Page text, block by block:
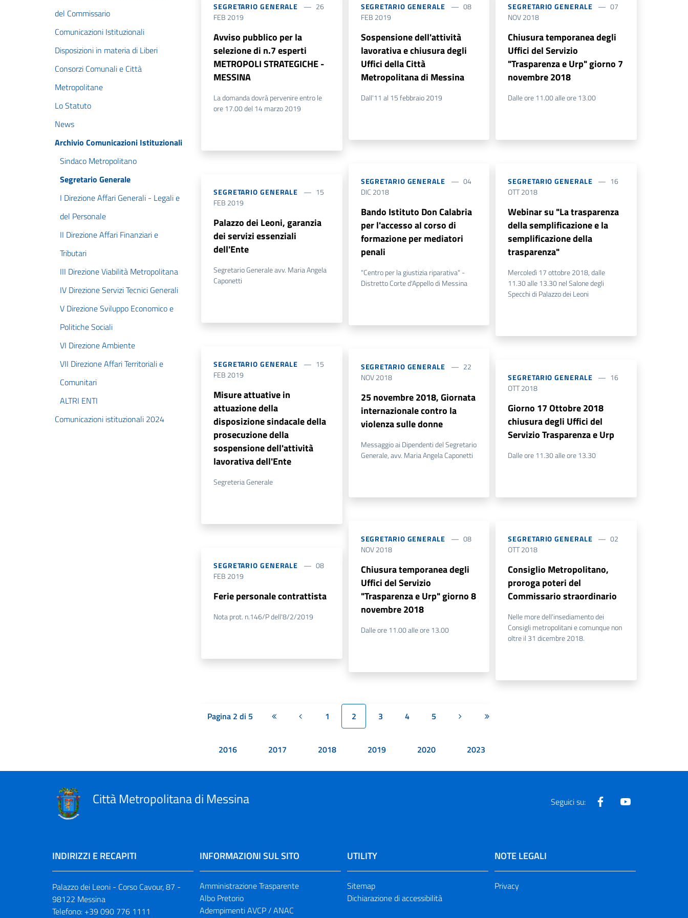
del Commissario
Comunicazioni Istituzionali
Disposizioni in materia di Liberi
Consorzi Comunali e Città
Metropolitane
Lo Statuto
News
Archivio Comunicazioni Istituzionali
Sindaco Metropolitano
Segretario Generale
I Direzione Affari Generali - Legali e
del Personale
II Direzione Affari Finanziari e
Tributari
III Direzione Viabilità Metropolitana
IV Direzione Servizi Tecnici Generali
V Direzione Sviluppo Economico e
Politiche Sociali
VI Direzione Ambiente
VII Direzione Affari Territoriali e
Comunitari
ALTRI ENTI
Comunicazioni istituzionali 2024
SEGRETARIO GENERALE
26
FEB 2019
Avviso pubblico per la
selezione di n.7 esperti
METROPOLI STRATEGICHE -
MESSINA
La domanda dovrà pervenire entro le
ore 17.00 del 14 marzo 2019
SEGRETARIO GENERALE
15
FEB 2019
Palazzo dei Leoni, garanzia
dei servizi essenziali
dell'Ente
Segretario Generale avv. Maria Angela
Caponetti
SEGRETARIO GENERALE
15
FEB 2019
Misure attuative in
attuazione della
disposizione sindacale della
prosecuzione della
sospensione dell'attività
lavorativa dell'Ente
Segreteria Generale
SEGRETARIO GENERALE
08
FEB 2019
Ferie personale contrattista
Nota prot. n.146/P dell'8/2/2019
SEGRETARIO GENERALE
08
FEB 2019
Sospensione dell'attività
lavorativa e chiusura degli
Uffici della Città
Metropolitana di Messina
Dall'11 al 15 febbraio 2019
SEGRETARIO GENERALE
04
DIC 2018
Bando Istituto Don Calabria
per l'accesso al corso di
formazione per mediatori
penali
"Centro per la giustizia riparativa" -
Distretto Corte d'Appello di Messina
SEGRETARIO GENERALE
22
NOV 2018
25 novembre 2018, Giornata
internazionale contro la
violenza sulle donne
Messaggio ai Dipendenti del Segretario
Generale, avv. Maria Angela Caponetti
SEGRETARIO GENERALE
08
NOV 2018
Chiusura temporanea degli
Uffici del Servizio
"Trasparenza e Urp" giorno 8
novembre 2018
Dalle ore 11.00 alle ore 13.00
SEGRETARIO GENERALE
07
NOV 2018
Chiusura temporanea degli
Uffici del Servizio
"Trasparenza e Urp" giorno 7
novembre 2018
Dalle ore 11.00 alle ore 13.00
SEGRETARIO GENERALE
16
OTT 2018
Webinar su "La trasparenza
della semplificazione e la
semplificazione della
trasparenza"
Mercoledì 17 ottobre 2018, dalle
11.30 alle 13.30 nel Salone degli
Specchi di Palazzo dei Leoni
SEGRETARIO GENERALE
16
OTT 2018
Giorno 17 Ottobre 2018
chiusura degli Uffici del
Servizio Trasparenza e Urp
Dalle ore 11.30 alle ore 13.30
SEGRETARIO GENERALE
02
OTT 2018
Consiglio Metropolitano,
proroga poteri del
Commissario straordinario
Nelle more dell'insediamento dei
Consigli metropolitani e comunque non
oltre il 31 dicembre 2018.
Pagina 2 di 5 Prima paginaPagina precedente
1 2 3 4 5 Pagina successiva
Ultima pagina
2016 2017 2018 2019 2020 2023
Città Metropolitana di Messina Seguici su: Facebook
INDIRIZZI E RECAPITI
Palazzo dei Leoni - Corso Cavour, 87 -
98122 Messina
Telefono: +39 090 776 1111
INFORMAZIONI SUL SITO
Amministrazione Trasparente
Albo Pretorio
Adempimenti AVCP / ANAC
UTILITY
Sitemap
Dichiarazione di accessibilità
NOTE LEGALI
Privacy